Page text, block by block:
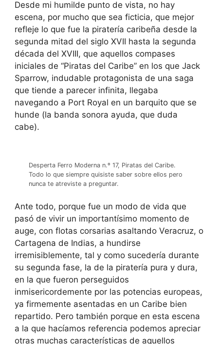
Desde mi humilde punto de vista, no hay
escena, por mucho que sea ficticia, que mejor
refleje lo que fue la piratería caribeña desde la
segunda mitad del siglo XVII hasta la segunda
década del XVIII, que aquellos compases
iniciales de “Piratas del Caribe” en los que Jack
Sparrow, indudable protagonista de una saga
que tiende a parecer infinita, llegaba
navegando a Port Royal en un barquito que se
hunde (la banda sonora ayuda, que duda
cabe).
Desperta Ferro Moderna n.º 17, Piratas del Caribe.
Todo lo que siempre quisiste saber sobre ellos pero
nunca te atreviste a preguntar.
Ante todo, porque fue un modo de vida que
pasó de vivir un importantísimo momento de
auge, con flotas corsarias asaltando Veracruz, o
Cartagena de Indias, a hundirse
irremisiblemente, tal y como sucedería durante
su segunda fase, la de la piratería pura y dura,
en la que fueron perseguidos
inmisericordemente por las potencias europeas,
ya firmemente asentadas en un Caribe bien
repartido. Pero también porque en esta escena
a la que hacíamos referencia podemos apreciar
otras muchas características de aquellos